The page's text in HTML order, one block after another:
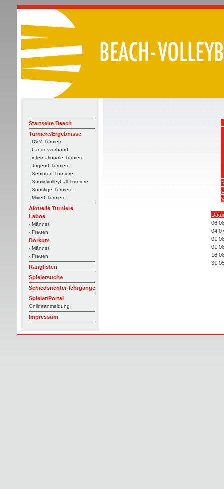
Startseite Beach
Turniere/Ergebnisse
- DVV Turniere
- Landesverband
- internationale Turniere
- Jugend Turniere
- Senioren Turniere
- Snow-Volleyball Turniere
- Sonstige Turniere
- Mixed Turniere
Aktuelle Turniere
Laboe
- Männer
- Frauen
Borkum
- Männer
- Frauen
Ranglisten
Spielersuche
Schiedsrichter-lehrgänge
Spieler/Portal
Onlineanmeldung
Impressum